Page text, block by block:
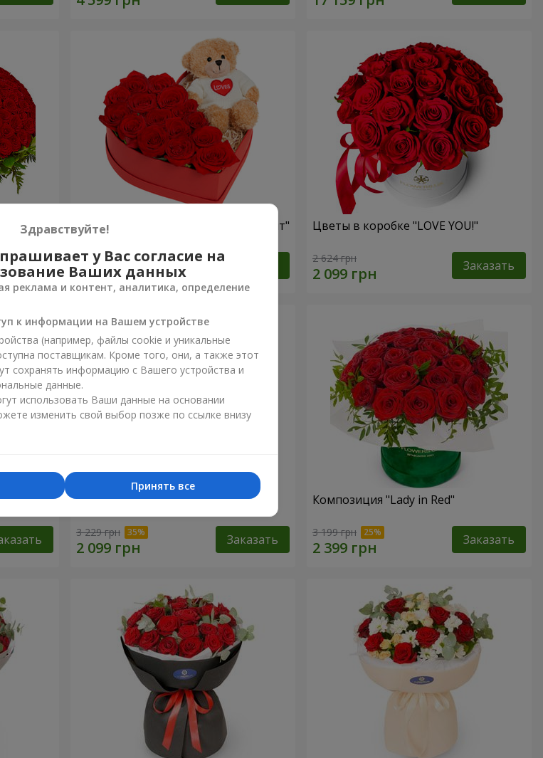
Композиция "Трогательный презент"
2 177 грн
Цветы в коробке "LOVE YOU!"
2 624 грн Заказать
19 красных роз с Мишкой
3 229 грн Заказать
Композиция "Lady in Red"
3 199 грн Заказать
Здравствуйте!
у Вас согласие на
Ваших данных
реклама и контент, аналитика, определение
к информации на Вашем устройстве
(например, файлы cookie и уникальные
поставщикам. Кроме того, они, а также этот
сохранять информацию с Вашего устройства и
данные.
использовать Ваши данные на основании
изменить свой выбор позже по ссылке внизу
Принять все